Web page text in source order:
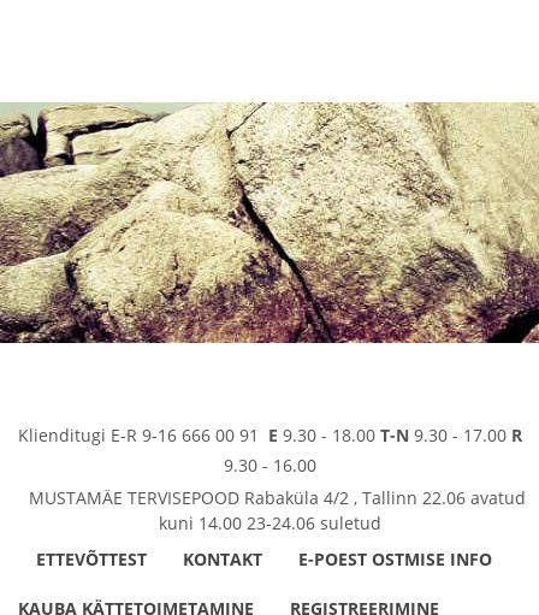
Klienditugi E-R 9-16 666 00 91 E 9.30 - 18.00 T-N 9.30 - 17.00 R
9.30 - 16.00
MUSTAMÄE TERVISEPOOD Rabaküla 4/2 , Tallinn 22.06 avatud
kuni 14.00 23-24.06 suletud
ETTEVÕTTEST
KONTAKT E-POEST OSTMISE INFO
KAUBA KÄTTETOIMETAMINE REGISTREERIMINE